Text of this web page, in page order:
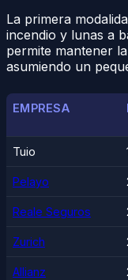
La primera
incendio y lunas a
permite mantener
asumiendo un
EMPRESA
Tuio
Pelayo
Reale Seguros
Zurich
Allianz